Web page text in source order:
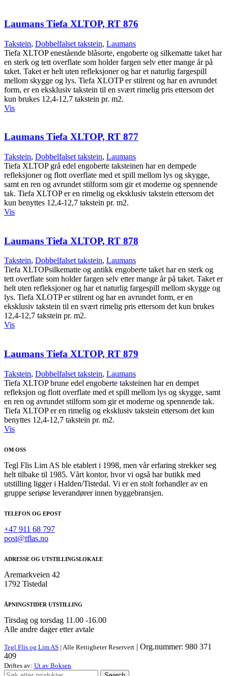
Laumans Tiefa XLTOP, RT 876
Takstein, Dobbelfalset takstein, Laumans
Tiefa XLTOP enestående blåsorte, engoberte og silkematte taket har
en sterk og tett overflate som holder fargen selv etter mange år på
taket. Taket er helt uten refleksjoner og har et naturlig fargespill
mellom skygge og lys. Tiefa XLOTP er stilrent og har en avrundet
form, er en eksklusiv takstein til en svært rimelig pris ettersom det
kun brukes 12,4-12,7 takstein pr. m2.
Vis
Laumans Tiefa XLTOP, RT 877
Takstein, Dobbelfalset takstein, Laumans
Tiefa XLTOP grå edel engoberte taksteinen har en dempede
refleksjoner og flott overflate med et spill mellom lys og skygge,
samt en ren og avrundet stilform som gir et moderne og spennende
tak. Tiefa XLTOP er en rimelig og eksklusiv takstein ettersom det
kun benyttes 12,4-12,7 takstein pr. m2.
Vis
Laumans Tiefa XLTOP, RT 878
Takstein, Dobbelfalset takstein, Laumans
Tiefa XLTOPsilkematte og antikk engoberte taket har en sterk og
tett overflate som holder fargen selv etter mange år på taket. Taket er
helt uten refleksjoner og har et naturlig fargespill mellom skygge og
lys. Tiefa XLOTP er stilrent og har en avrundet form, er en
eksklusiv takstein til en svært rimelig pris ettersom det kun brukes
12,4-12,7 takstein pr. m2.
Vis
Laumans Tiefa XLTOP, RT 879
Takstein, Dobbelfalset takstein, Laumans
Tiefa XLTOP brune edel engoberte taksteinen har en dempet
refleksjon og flott overflate med et spill mellom lys og skygge, samt
en ren og avrundet stilform som gir et moderne og spennende tak.
Tiefa XLTOP er en rimelig og eksklusiv takstein ettersom det kun
benyttes 12,4-12,7 takstein pr. m2.
Vis
OM OSS
Tegl Flis Lim AS ble etablert i 1998, men vår erfaring strekker seg
helt tilbake til 1985. Vårt kontor, hvor vi også har butikk med
utstilling ligger i Halden/Tistedal. Vi er en stolt forhandler av en
gruppe seriøse leverandører innen byggebransjen.
TELEFON OG EPOST
+47 911 68 797
post@tflas.no
ADRESSE OG UTSTILLINGSLOKALE
Aremarkveien 42
1792 Tistedal
ÅPNINGSTIDER UTSTILLING
Tirsdag og torsdag 11.00 -16.00
Alle andre dager etter avtale
Tegl Flis og Lim AS | Alle Rettigheter Reservert | Org.nummer: 980 371
409
Driftes av: Ut av Boksen